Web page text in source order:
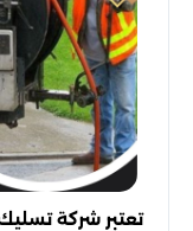
تعتبر شركة